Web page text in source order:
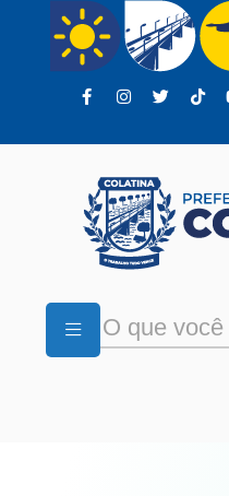
Pular para o conteúdo